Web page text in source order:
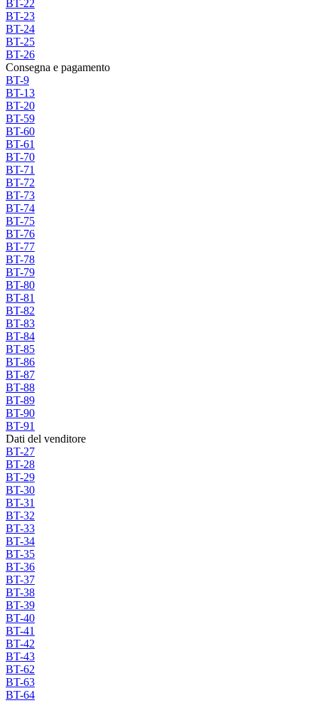
BT-22
BT-23
BT-24
BT-25
BT-26
Consegna e pagamento
BT-9
BT-13
BT-20
BT-59
BT-60
BT-61
BT-70
BT-71
BT-72
BT-73
BT-74
BT-75
BT-76
BT-77
BT-78
BT-79
BT-80
BT-81
BT-82
BT-83
BT-84
BT-85
BT-86
BT-87
BT-88
BT-89
BT-90
BT-91
Dati del venditore
BT-27
BT-28
BT-29
BT-30
BT-31
BT-32
BT-33
BT-34
BT-35
BT-36
BT-37
BT-38
BT-39
BT-40
BT-41
BT-42
BT-43
BT-62
BT-63
BT-64